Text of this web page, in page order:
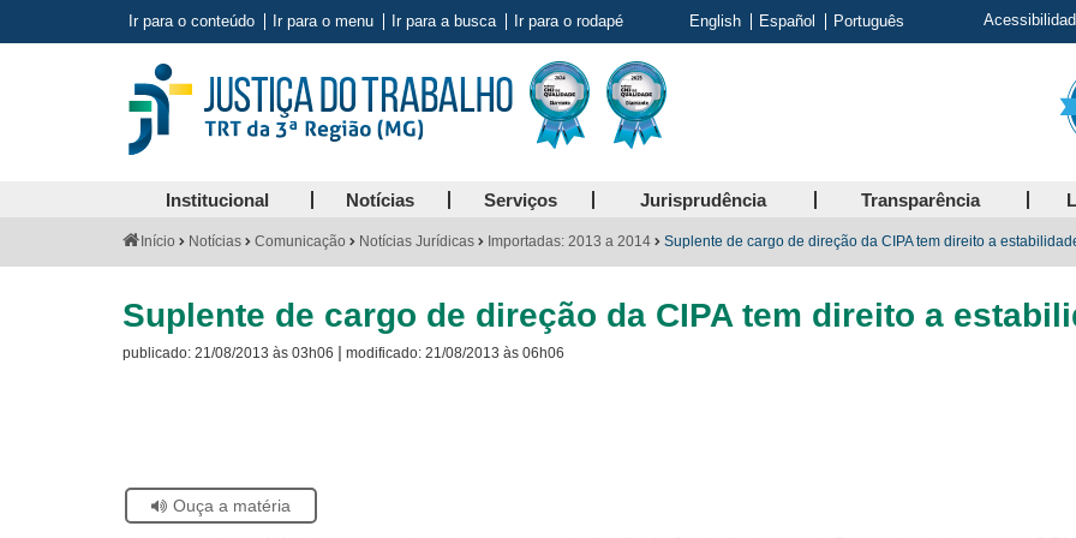
Ir para o conteúdo Ir para o menu Ir para a busca Ir para o rodapé English Español Português
Institucional Notícias Serviços Jurisprudência Transparência
VocêInício Notícias Comunicação Notícias Jurídicas Importadas: 2013 a 2014 Suplente de cargo de direção da CIPA tem direito a
Suplente de cargo de direção da CIPA tem direito a
publicado: 21/08/2013 às 03h06 | modificado: 21/08/2013 às 06h06
Acervo
Histórico
Se
estiver
Ouça a matéria